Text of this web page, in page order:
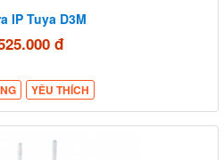
IP Tuya D3M
đ
YÊU THÍCH